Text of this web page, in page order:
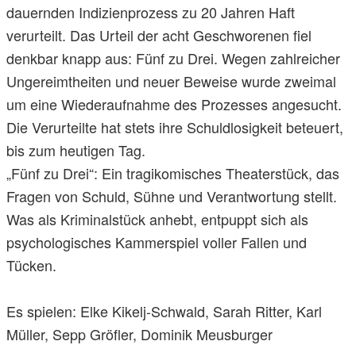
dauernden Indizienprozess zu 20 Jahren Haft
verurteilt. Das Urteil der acht Geschworenen fiel
denkbar knapp aus: Fünf zu Drei. Wegen zahlreicher
Ungereimtheiten und neuer Beweise wurde zweimal
um eine Wiederaufnahme des Prozesses angesucht.
Die Verurteilte hat stets ihre Schuldlosigkeit beteuert,
bis zum heutigen Tag.
„Fünf zu Drei“: Ein tragikomisches Theaterstück, das
Fragen von Schuld, Sühne und Verantwortung stellt.
Was als Kriminalstück anhebt, entpuppt sich als
psychologisches Kammerspiel voller Fallen und
Tücken.
Es spielen: Elke Kikelj-Schwald, Sarah Ritter, Karl
Müller, Sepp Gröfler, Dominik Meusburger